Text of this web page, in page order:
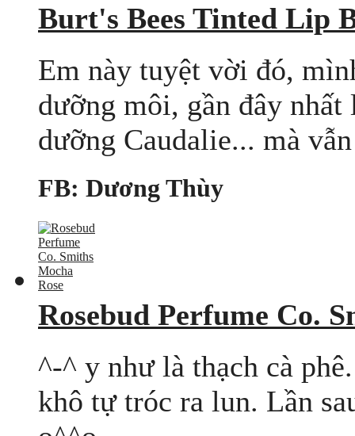
Burt's Bees Tinted Lip
Em này tuyệt vời đó,
dưỡng môi, gần đây nhất
dưỡng Caudalie... mà
FB: Dương Thùy
Rosebud Perfume Co.
^-^ y như là thạch cà
khô tự tróc ra lun. Lần